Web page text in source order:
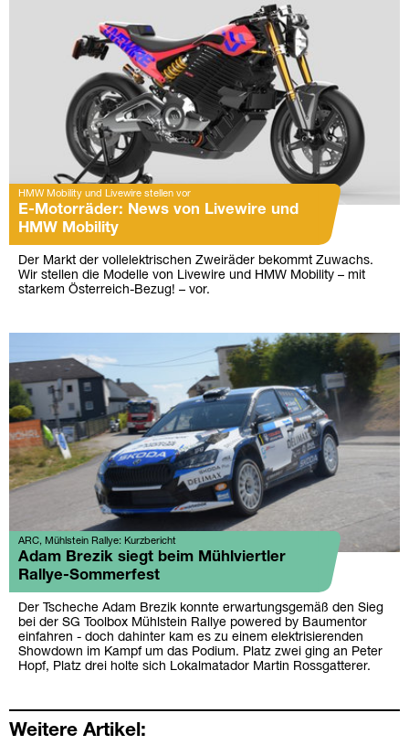
HMW Mobility und Livewire stellen vor
E-Motorräder: News von Livewire und
HMW Mobility
Der Markt der vollelektrischen Zweiräder bekommt Zuwachs.
Wir stellen die Modelle von Livewire und HMW Mobility – mit
starkem Österreich-Bezug! – vor.
ARC, Mühlstein Rallye: Kurzbericht
Adam Brezik siegt beim Mühlviertler
Rallye-Sommerfest
Der Tscheche Adam Brezik konnte erwartungsgemäß den Sieg
bei der SG Toolbox Mühlstein Rallye powered by Baumentor
einfahren - doch dahinter kam es zu einem elektrisierenden
Showdown im Kampf um das Podium. Platz zwei ging an Peter
Hopf, Platz drei holte sich Lokalmatador Martin Rossgatterer.
Weitere Artikel: